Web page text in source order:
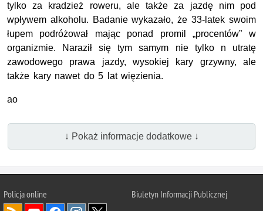
tylko za kradzież roweru, ale także za jazdę nim pod
wpływem alkoholu. Badanie wykazało, że 33-latek swoim
łupem podróżował mając ponad promil „procentów” w
organizmie. Naraził się tym samym nie tylko n utratę
zawodowego prawa jazdy, wysokiej kary grzywny, ale
także kary nawet do 5 lat więzienia.
ao
↓ Pokaż informacje dodatkowe ↓
Policja online
Biuletyn Informacji Publicznej